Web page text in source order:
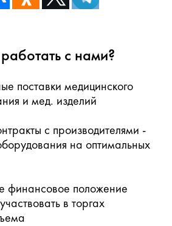
с нами?
поставки медицинского
и мед. изделий
с производителями -
на оптимальных
финансовое положение
в торгах